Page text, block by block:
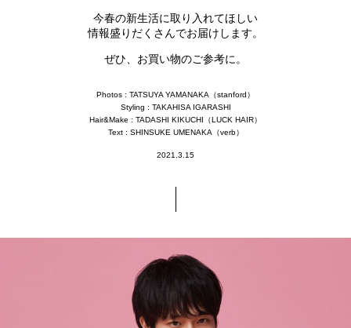
今春の新生活に取り入れてほしい
情報盛りだくさんでお届けします。
ぜひ、お買い物のご参考に。
Photos : TATSUYA YAMANAKA（stanford）
Styling : TAKAHISA IGARASHI
Hair&Make : TADASHI KIKUCHI（LUCK HAIR）
Text : SHINSUKE UMENAKA（verb）
2021.3.15